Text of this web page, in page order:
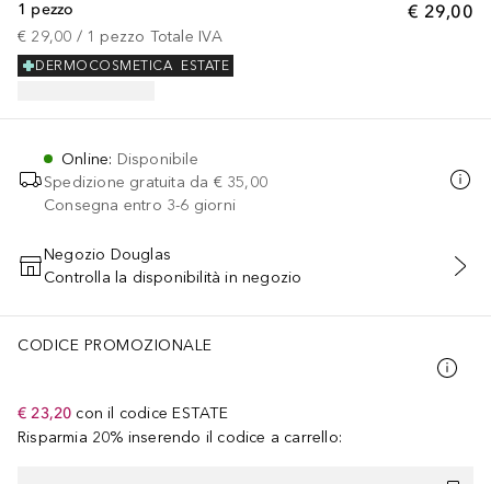
€ 29,00
1 pezzo
€ 29,00 / 1 pezzo Totale IVA
ESTATE
DERMOCOSMETICA
Online: Disponibile
Spedizione gratuita da € 35,00
Consegna entro 3-6 giorni
AGGIUNGI AL CARRELLO
Negozio Douglas
Controlla la disponibilità in negozio
CODICE PROMOZIONALE
€ 23,20 con il codice ESTATE
Risparmia 20% inserendo il codice a carrello: